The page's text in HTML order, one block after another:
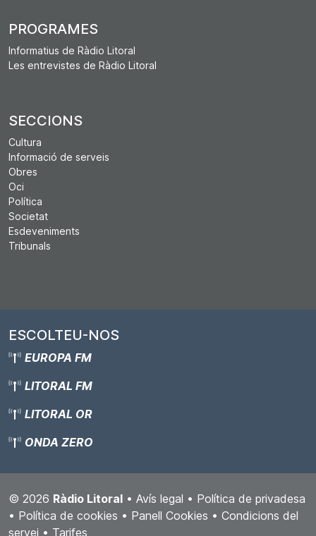
PROGRAMES
Informatius de Ràdio Litoral
Les entrevistes de Ràdio Litoral
SECCIONS
Cultura
Informació de serveis
Obres
Oci
Política
Societat
Esdeveniments
Tribunals
ESCOLTEU-NOS
EUROPA FM
LITORAL FM
LITORAL OR
ONDA ZERO
© 2026 Ràdio Litoral • Avís legal • Política de privadesa
• Política de cookies • Panell Cookies • Condicions del
servei • Tarifes